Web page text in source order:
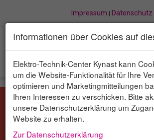
Informationen über Cookies auf
Elektro-Technik-Center Kynast kann
um die Website-Funktionalität für Ihre
optimieren und Marketingmitteilungen
Ihren Interessen zu verschicken. Bitte
unsere Datenschutzerklärung um
Website zu erhalten.
Zur Datenschutzerklärung
Impressum | Datenschutz
Revolution Slider Fehler: Slider with aliasnot
Maybe you mean: 'Slider Startseite' or